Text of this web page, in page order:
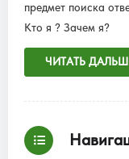
предмет поиска
Кто я ? Зачем я?
ЧИТАТЬ